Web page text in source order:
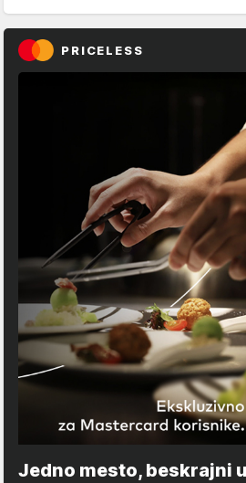
PRICELESS
Jedno mesto, beskrajni